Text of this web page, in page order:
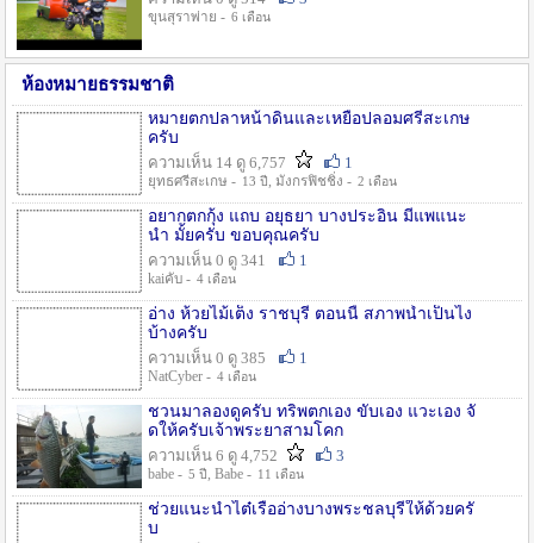
ขุนสุราพ่าย - 6 เดือน
ห้องหมายธรรมชาติ
หมายตกปลาหน้าดินและเหยื่อปลอมศรีสะเกษ
ครับ
ความเห็น 14 ดู 6,757
1
ยุทธศรีสะเกษ - 13 ปี , มังกรฟิชชิ่ง - 2 เดือน
อยากตกกุ้ง แถบ อยุธยา บางประอิน มีแพแนะ
นำ มั้ยครับ ขอบคุณครับ
ความเห็น 0 ดู 341
1
kaiคับ - 4 เดือน
อ่าง ห้วยไม้เต็ง ราชบุรี ตอนนี้ สภาพน้ำเป็นไง
บ้างครับ
ความเห็น 0 ดู 385
1
NatCyber - 4 เดือน
ชวนมาลองดูครับ ทริพตกเอง ขับเอง แวะเอง จั
ดให้ครับเจ้าพระยาสามโคก
ความเห็น 6 ดู 4,752
3
babe - 5 ปี , Babe - 11 เดือน
ช่วยแนะนำไต๋เรืออ่างบางพระชลบุรีให้ด้วยครั
บ